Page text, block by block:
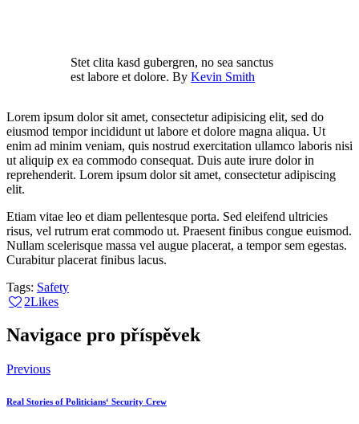
Stet clita kasd gubergren, no sea sanctus
est labore et dolore. By Kevin Smith
Lorem ipsum dolor sit amet, consectetur adipisicing elit, sed do
eiusmod tempor incididunt ut labore et dolore magna aliqua. Ut
enim ad minim veniam, quis nostrud exercitation ullamco laboris nisi
ut aliquip ex ea commodo consequat. Duis aute irure dolor in
reprehenderit. Lorem ipsum dolor sit amet, consectetur adipiscing
elit.
Etiam vitae leo et diam pellentesque porta. Sed eleifend ultricies
risus, vel rutrum erat commodo ut. Praesent finibus congue euismod.
Nullam scelerisque massa vel augue placerat, a tempor sem egestas.
Curabitur placerat finibus lacus.
Tags: Safety
2Likes
Navigace pro příspěvek
Previous
Real Stories of Politicians‘ Security Crew